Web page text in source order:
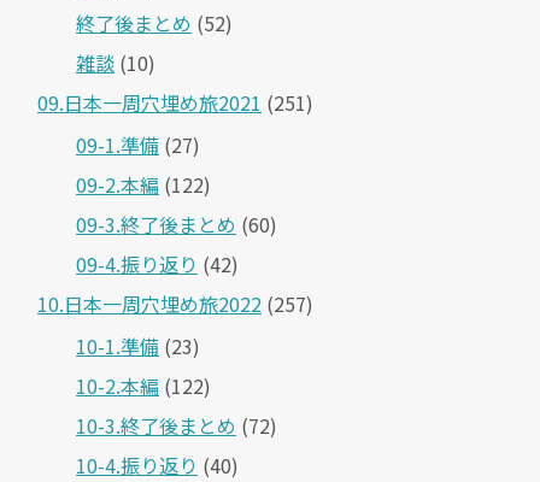
終了後まとめ (52)
雑談 (10)
09.日本一周穴埋め旅2021 (251)
09-1.準備 (27)
09-2.本編 (122)
09-3.終了後まとめ (60)
09-4.振り返り (42)
10.日本一周穴埋め旅2022 (257)
10-1.準備 (23)
10-2.本編 (122)
10-3.終了後まとめ (72)
10-4.振り返り (40)